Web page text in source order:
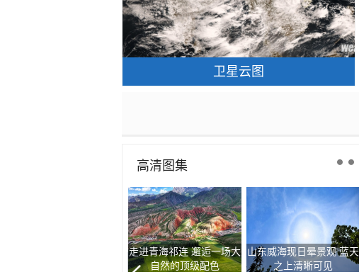
卫星云图
高清图集
走进青海祁连 邂逅一场大
自然的顶级配色
山东威海现日晕景观 蓝天
之上清晰可见